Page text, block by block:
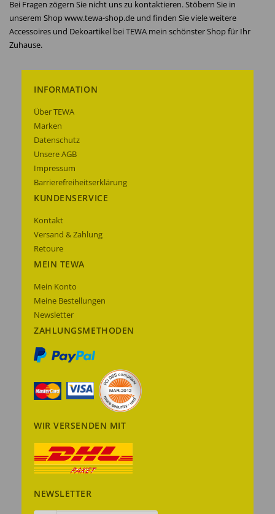
Bei Fragen zögern Sie nicht uns zu kontaktieren. Stöbern Sie in
unserem Shop www.tewa-shop.de und finden Sie viele weitere
Accessoires und Dekoartikel bei TEWA mein schönster Shop für Ihr
Zuhause.
INFORMATION
Über TEWA
Marken
Datenschutz
Unsere AGB
Impressum
Barrierefreiheitserklärung
KUNDENSERVICE
Kontakt
Versand & Zahlung
Retoure
MEIN TEWA
Mein Konto
Meine Bestellungen
Newsletter
ZAHLUNGSMETHODEN
WIR VERSENDEN MIT
NEWSLETTER